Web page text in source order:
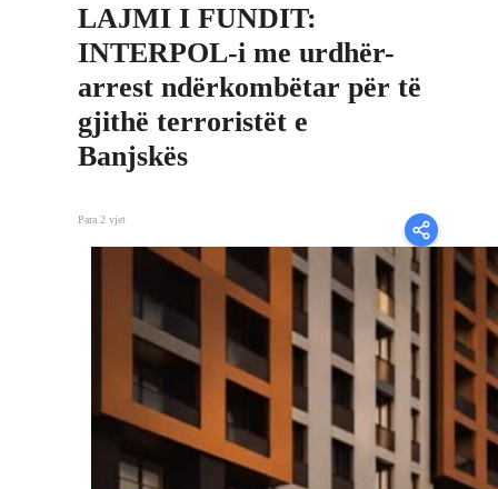
LAJMI I FUNDIT:
INTERPOL-i me urdhër-
arrest ndërkombëtar për të
gjithë terroristët e
Banjskës
Para 2 vjet